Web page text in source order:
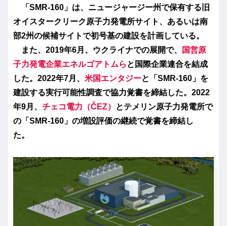
「SMR-160」は、ニュージャージー州で保有する旧
オイスタークリーク原子力発電所サイト、あるいは南
部2州の候補サイトで初号基の建設を計画している。
また、2019年6月、ウクライナでの展開で、
国営原
子力発電企業エネルゴアトムら と国際企業連合を結成
した。2022年7月、 米国エンタジーと「SMR-160」を
建設する実行可能性調査で協力覚書を締結した。2022
年9月、 チェコ電力（ČEZ）
とテメリン原子力発電所で
の「SMR-160」の増設評価の継続で覚書を締結し
た。